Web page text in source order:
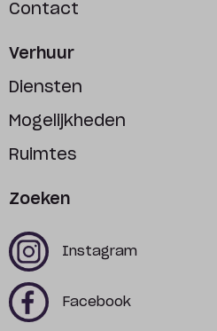
Contact
Verhuur
Diensten
Mogelijkheden
Ruimtes
Zoeken
xx
Instagram
xx
Facebook